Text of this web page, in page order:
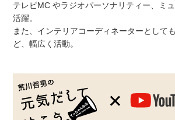
テレビMC やラジオパーソナリティー、ミ
活躍。
また、インテリアコーディネーターとして
ど、幅広く活動。